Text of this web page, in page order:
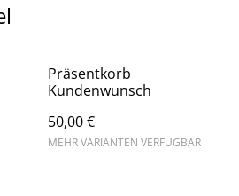
Präsentkorb
Kundenwunsch
50,00 €
MEHR VARIANTEN VERFÜGBAR